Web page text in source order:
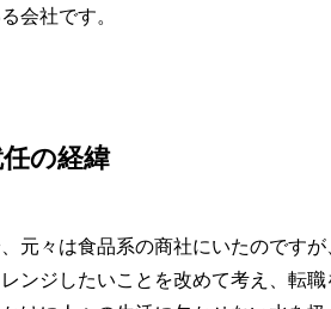
会社です。
の経緯
元々は食品系の商社にいたのです
ンジしたいことを改めて考え、転